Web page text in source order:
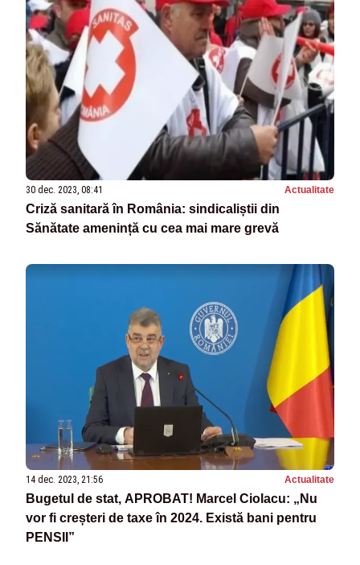
30 dec. 2023, 08:41 Actualitate
Criză sanitară în România: sindicaliștii din
Sănătate amenință cu cea mai mare grevă
14 dec. 2023, 21:56 Actualitate
Bugetul de stat, APROBAT! Marcel Ciolacu: „Nu
vor fi creșteri de taxe în 2024. Există bani pentru
PENSII”